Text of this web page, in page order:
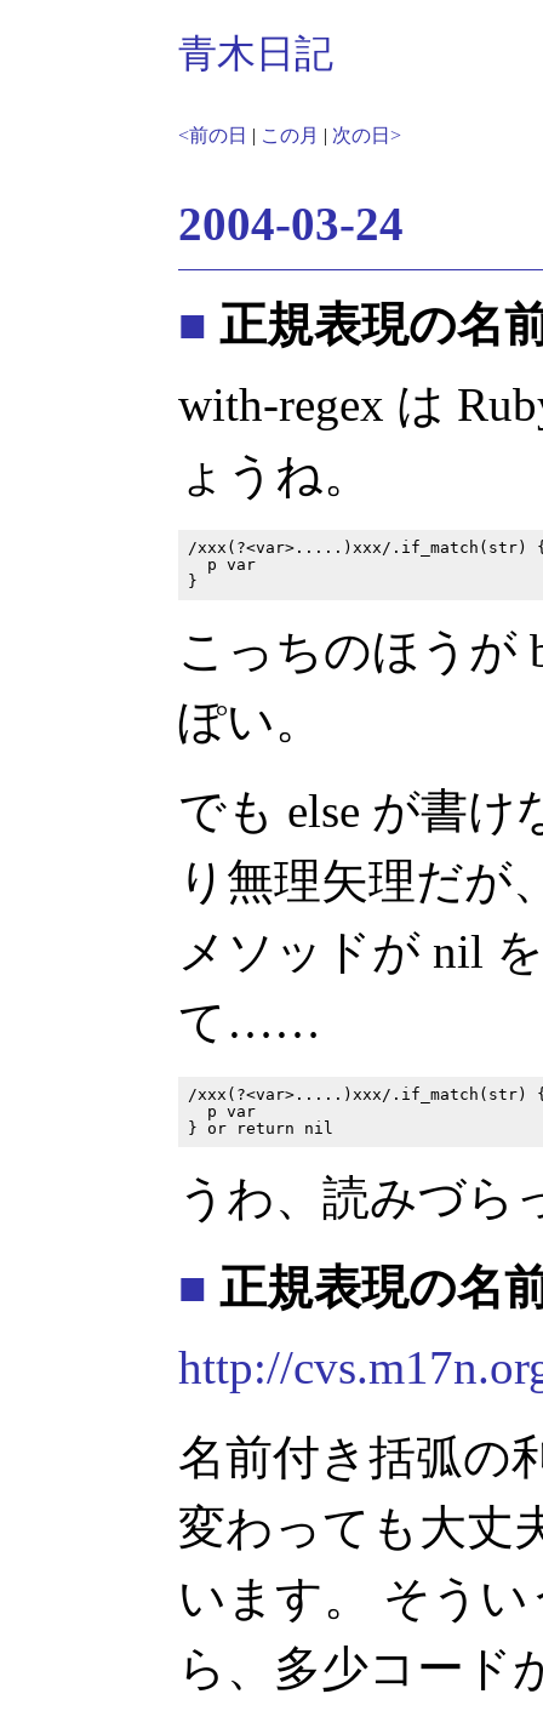
青木日記
<前の日 | この月 | 次の日>
2004-03-24
■ 正規表現の名
with-regex は
ょうね。
/xxx(?<var>.....)xxx/.if_match(str)
  p var
こっちのほうが
ぽい。
でも else が書
り無理矢理だが
メソッドが nil
て……
/xxx(?<var>.....)xxx/.if_match(str)
  p var
うわ、読みづら
■ 正規表現の名
http://
名前付き括弧の
変わっても大丈
います。 そう
ら、多少コード